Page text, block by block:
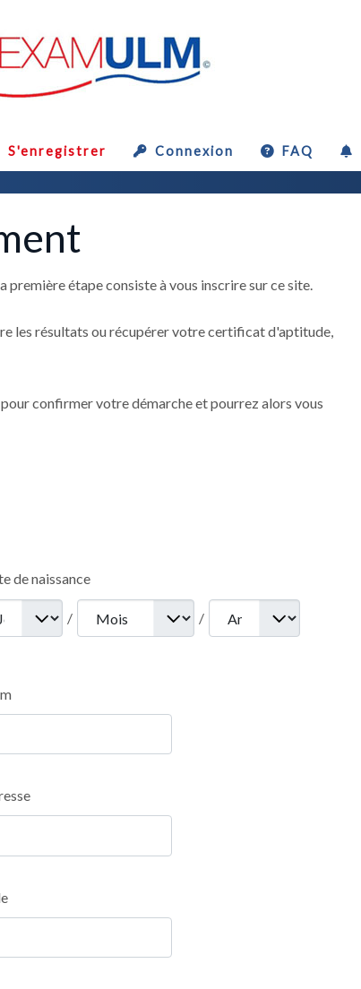
S'enregistrer Connexion FAQ
étape consiste à vous inscrire sur ce site.
les résultats ou récupérer votre certificat d'aptitude,
confirmer votre démarche et pourrez alors vous
de naissance
/ /